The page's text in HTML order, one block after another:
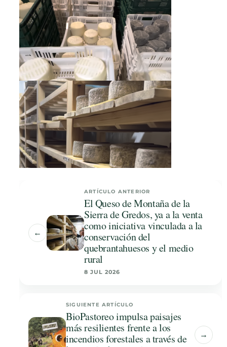
←
ARTÍCULO ANTERIOR
El Queso de Montaña de la
Sierra de Gredos, ya a la venta
como iniciativa vinculada a la
conservación del
quebrantahuesos y el medio
rural
8 JUL 2026
SIGUIENTE ARTÍCULO
BioPastoreo impulsa paisajes
más resilientes frente a los
incendios forestales a través de
→